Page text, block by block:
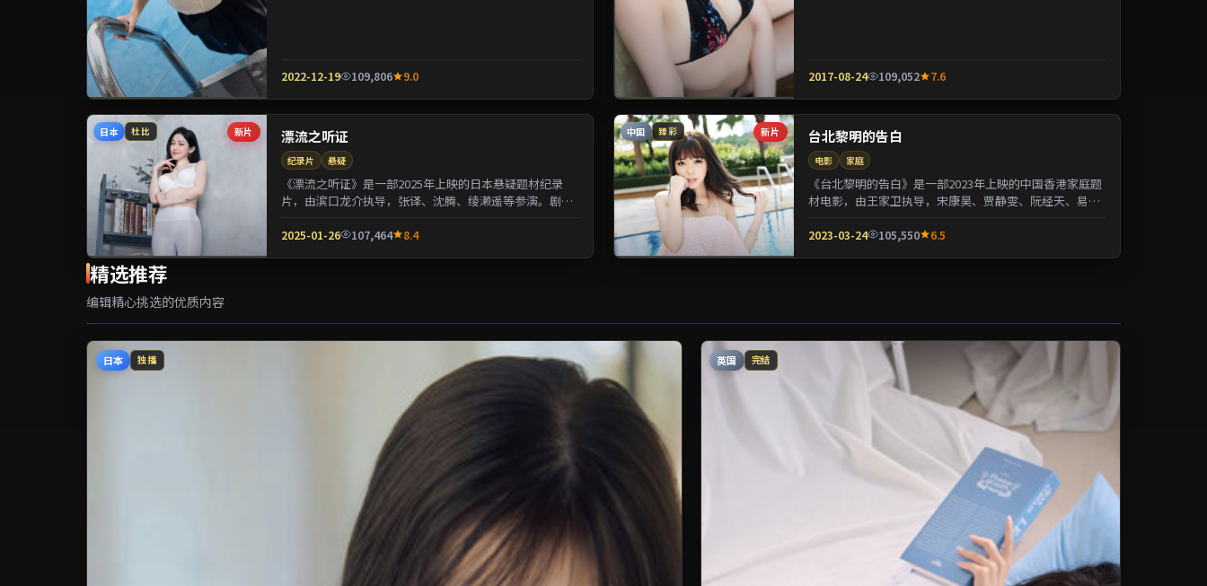
2022-12-19 109,806 9.0 2017-08-24 109,052 7.6
新片
日本 杜比 漂流之听证
纪录片 悬疑
《漂流之听证》是一部2025年上映的日本悬疑题材纪录
片，由滨口龙介执导，张译、沈腾、绫濑遥等参演。剧情
2025-01-26 107,464 8.4
新片
中国 臻彩 台北黎明的告白
电影 家庭
《台北黎明的告白》是一部2023年上映的中国香港家庭题
材电影，由王家卫执导，宋康昊、贾静雯、阮经天、易烊
2023-03-24 105,550 6.5
精选推荐
编辑精心挑选的优质内容
日本 独播 英国 完结